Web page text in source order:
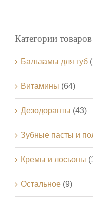
Категории товаров
Бальзамы для губ
Витамины (64)
Дезодоранты (43)
Зубные пасты и
Кремы и лосьоны
Остальное (9)